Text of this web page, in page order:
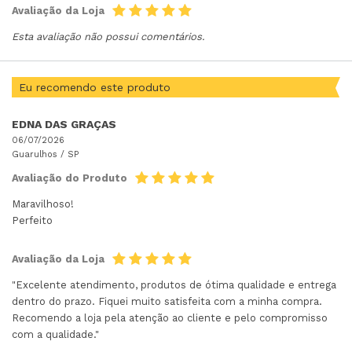
Avaliação da Loja
Esta avaliação não possui comentários.
Eu recomendo este produto
EDNA DAS GRAÇAS
06/07/2026
Guarulhos / SP
Avaliação do Produto
Maravilhoso!
Perfeito
Avaliação da Loja
"Excelente atendimento, produtos de ótima qualidade e entrega
dentro do prazo. Fiquei muito satisfeita com a minha compra.
Recomendo a loja pela atenção ao cliente e pelo compromisso
com a qualidade."